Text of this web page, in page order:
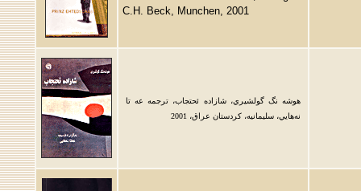
C.H. Beck, Munchen, 2001
هوشه نگ گولشيري، شازاده ئحتجاب، ترجمه عه تا
نه‌‌هايي، سليمانيه، كردستان عراق، 2001